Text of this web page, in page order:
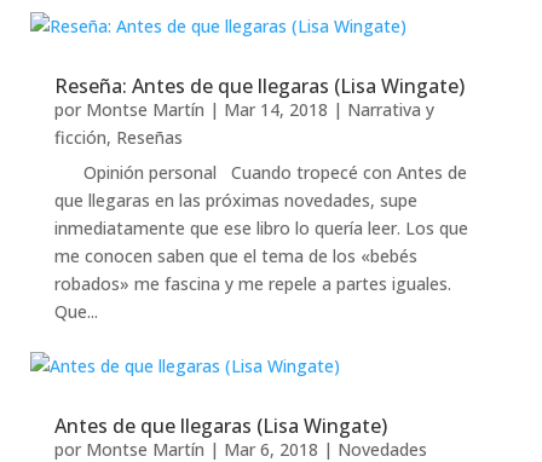
Reseña: Antes de que llegaras (Lisa Wingate)
por Montse Martín | Mar 14, 2018 | Narrativa y
ficción, Reseñas
Opinión personal Cuando tropecé con Antes de
que llegaras en las próximas novedades, supe
inmediatamente que ese libro lo quería leer. Los que
me conocen saben que el tema de los «bebés
robados» me fascina y me repele a partes iguales.
Que...
Antes de que llegaras (Lisa Wingate)
por Montse Martín | Mar 6, 2018 | Novedades